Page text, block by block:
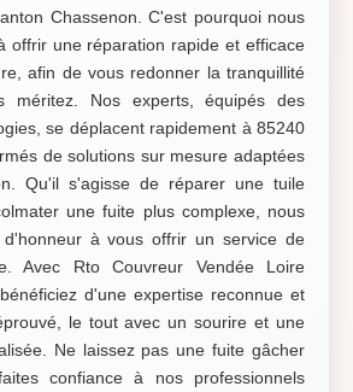
Chassenon. C'est pourquoi nous
offrir une réparation rapide et efficace
afin de vous redonner la tranquillité
méritez. Nos experts, équipés des
se déplacent rapidement à 85240
de solutions sur mesure adaptées
Qu'il s'agisse de réparer une tuile
une fuite plus complexe, nous
à vous offrir un service de
Avec Rto Couvreur Vendée Loire
d'une expertise reconnue et
le tout avec un sourire et une
Ne laissez pas une fuite gâcher
confiance à nos professionnels